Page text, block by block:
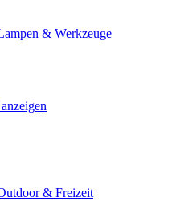
& Werkzeuge
& Freizeit